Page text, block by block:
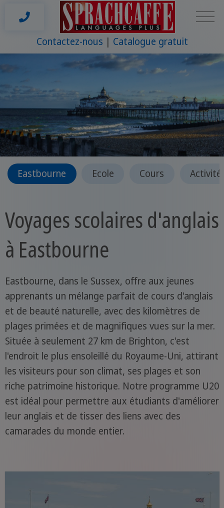
Contactez-nous Catalogue gratuit
Eastbourne Ecole Cours
Voyages scolaires d'anglais
à Eastbourne
Eastbourne, dans le Sussex, offre aux jeunes
apprenants un mélange parfait de cours d'anglais
et de beauté naturelle, avec des kilomètres de
plages primées et de magnifiques vues sur la mer.
Située à seulement 27 km de Brighton, c'est
l'endroit le plus ensoleillé du Royaume-Uni, attirant
les visiteurs pour son climat, ses plages et son
riche patrimoine historique. Notre programme U20
est idéal pour permettre aux étudiants d'améliorer
leur anglais et de tisser des liens avec des
camarades du monde entier.